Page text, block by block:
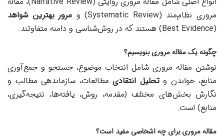
مروری نظام‌مند (Systematic Review) و
مرور بهترین شواهد
(Best Evidence) هستند که در روش‌شناسی و دامنه متفاوتند.
چگونه یک مقاله مروری بنویسیم؟
نوشتن مقاله مروری شامل انتخاب موضوع، جستجو و جمع‌آوری
منابع، خواندن وتحلیل انتقادی مطالعات، سازماندهی مطالب و
نگارش بخش‌های مختلف (مقدمه، روش، یافته‌ها، نتیجه‌گیری،
منابع) است.
مقاله مروری برای چه اشخاصی مفید است؟